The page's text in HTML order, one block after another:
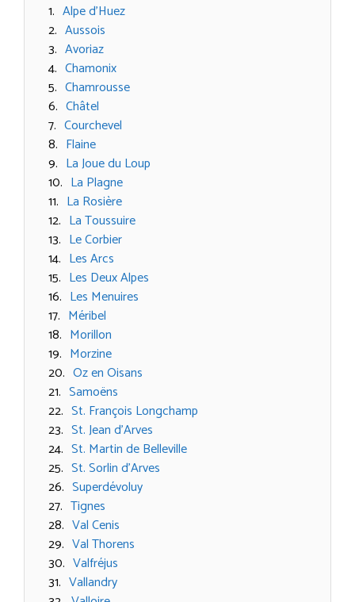
Alpe d’Huez
Aussois
Avoriaz
Chamonix
Chamrousse
Châtel
Courchevel
Flaine
La Joue du Loup
La Plagne
La Rosière
La Toussuire
Le Corbier
Les Arcs
Les Deux Alpes
Les Menuires
Méribel
Morillon
Morzine
Oz en Oisans
Samoëns
St. François Longchamp
St. Jean d’Arves
St. Martin de Belleville
St. Sorlin d’Arves
Superdévoluy
Tignes
Val Cenis
Val Thorens
Valfréjus
Vallandry